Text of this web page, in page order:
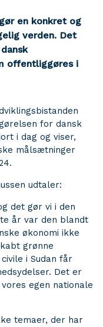
en konkret og
verden. Det
offentliggøres i
for dansk
i dag og viser,
målsætninger
udtaler:
det gør vi i den
år var den blandt
økonomi ikke
grønne
i Sudan får
Det er
egen nationale
temaer, der har